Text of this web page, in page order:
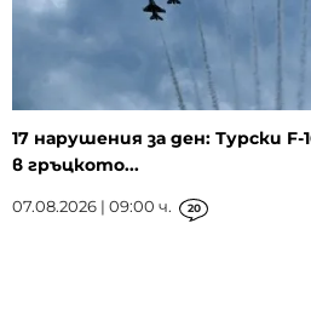
17 нарушения за ден: Турски F-
в гръцкото...
07.08.2026 | 09:00 ч. 20